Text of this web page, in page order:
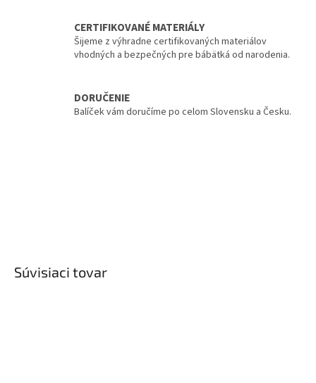
CERTIFIKOVANÉ MATERIÁLY
Šijeme z výhradne certifikovaných materiálov
vhodných a bezpečných pre bábätká od narodenia.
DORUČENIE
Balíček vám doručíme po celom Slovensku a Česku.
Súvisiaci tovar